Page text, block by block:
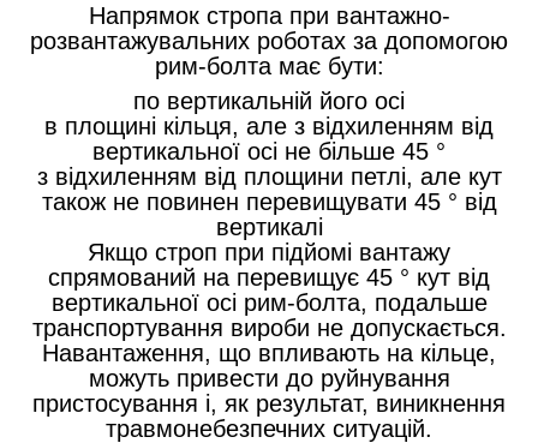
Напрямок стропа при вантажно-
розвантажувальних роботах за допомогою
рим-болта має бути:
по вертикальній його осі
в площині кільця, але з відхиленням від
вертикальної осі не більше 45 °
з відхиленням від площини петлі, але кут
також не повинен перевищувати 45 ° від
вертикалі
Якщо строп при підйомі вантажу
спрямований на перевищує 45 ° кут від
вертикальної осі рим-болта, подальше
транспортування вироби не допускається.
Навантаження, що впливають на кільце,
можуть привести до руйнування
пристосування і, як результат, виникнення
травмонебезпечних ситуацій.